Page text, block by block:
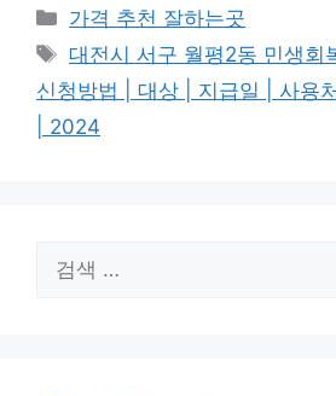
카
테
리
가격 추천 잘하는곳
태
그
대전시 서구 월평2동 민생회
신청방법 | 대상 | 지급일 | 사용
| 2024
색: